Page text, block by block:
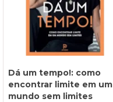
Dá um tempo!: como
encontrar limite em um
mundo sem limites